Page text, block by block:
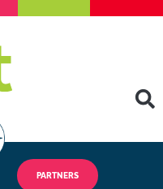
PARTNERS